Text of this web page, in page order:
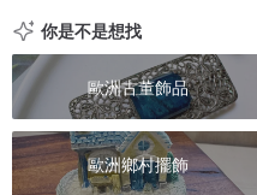
你是不是想找
歐洲古董飾品
歐洲鄉村擺飾